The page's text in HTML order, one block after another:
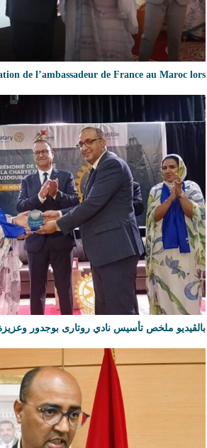
de l’ambassadeur de France au Maroc lors…
بالڨيديو ملخص تأسيس نادي روتارى بوجدور وعزيزة